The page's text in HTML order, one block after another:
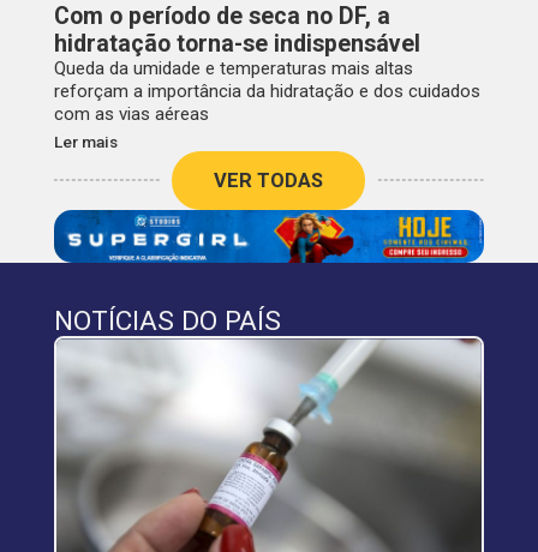
Com o período de seca no DF, a
hidratação torna-se indispensável
Queda da umidade e temperaturas mais altas
reforçam a importância da hidratação e dos cuidados
com as vias aéreas
Ler mais
VER TODAS
NOTÍCIAS DO PAÍS